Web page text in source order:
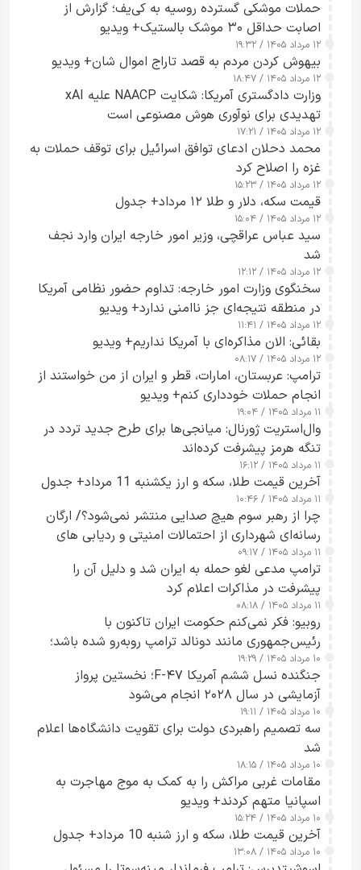
حملات موشکی گسترده روسیه به کی‌یف؛ گزارش از
اصابت حداقل ۳۰ موشک بالستیک+ ویدیو
۱۲ مرداد ۱۴۰۵ / ۱۹:۳۲
بیهوش کردن مردم به قصد تاراج اموال شان+ ویدیو
۱۲ مرداد ۱۴۰۵ / ۱۸:۴۷
وزارت دادگستری آمریکا: شکایت NAACP علیه xAI
تهدیدی برای نوآوری هوش مصنوعی است
۱۲ مرداد ۱۴۰۵ / ۱۷:۲۱
محمد دحلان ادعای توافق اسرائیل برای توقف حملات به
غزه را اصلاح کرد
۱۲ مرداد ۱۴۰۵ / ۱۵:۲۳
قیمت سکه، دلار و طلا ۱۲ مرداد+ جدول
۱۲ مرداد ۱۴۰۵ / ۱۵:۰۴
سید عباس عراقچی، وزیر امور خارجه ایران وارد نجف
شد
۱۲ مرداد ۱۴۰۵ / ۱۲:۱۲
سخنگوی وزارت امور خارجه: تداوم حضور نظامی آمریکا
در منطقه نتیجه‌ای جز ناامنی ندارد+ ویدیو
۱۲ مرداد ۱۴۰۵ / ۱۱:۴۱
بقائی: الان مذاکره‌ای با آمریکا نداریم+ ویدیو
۱۲ مرداد ۱۴۰۵ / ۰۸:۱۷
ترامپ: عربستان، امارات، قطر و ایران از من خواستند از
انجام حملات خودداری کنم+ ویدیو
۱۱ مرداد ۱۴۰۵ / ۱۹:۰۴
وال‌استریت ژورنال: میانجی‌ها برای طرح جدید تردد در
تنگه هرمز پیشرفت کرده‌اند
۱۱ مرداد ۱۴۰۵ / ۱۶:۱۲
آخرین قیمت طلا، سکه و ارز یکشنبه 11 مرداد+ جدول
۱۱ مرداد ۱۴۰۵ / ۱۰:۴۶
چرا از رهبر سوم هیچ صدایی منتشر نمی‌شود؟/ ارگان
رسانه‌ای شهرداری از احتمالات امنیتی و ردیابی های
جاسوسی گفت
۱۱ مرداد ۱۴۰۵ / ۰۹:۱۷
ترامپ مدعی لغو حمله به ایران شد و دلیل آن را
پیشرفت در مذاکرات اعلام کرد
۱۱ مرداد ۱۴۰۵ / ۰۸:۱۸
روبیو: فکر نمی‌کنم حکومت ایران تاکنون با
رئیس‌جمهوری مانند دونالد ترامپ روبه‌رو شده باشد؛
کسی که واقعاً دست به اقدام می‌زند
۱۰ مرداد ۱۴۰۵ / ۱۹:۲۹
جنگنده نسل ششم آمریکا F-۴۷؛ نخستین پرواز
آزمایشی در سال ۲۰۲۸ انجام می‌شود
۱۰ مرداد ۱۴۰۵ / ۱۹:۱۱
سه تصمیم راهبردی دولت برای تقویت دانشگاه‌ها اعلام
شد
۱۰ مرداد ۱۴۰۵ / ۱۸:۱۵
مقامات غربی مراکش را به کمک به موج مهاجرت به
اسپانیا متهم کردند+ ویدیو
۱۰ مرداد ۱۴۰۵ / ۱۵:۲۴
آخرین قیمت طلا، سکه و ارز شنبه 10 مرداد+ جدول
۱۰ مرداد ۱۴۰۵ / ۱۳:۰۸